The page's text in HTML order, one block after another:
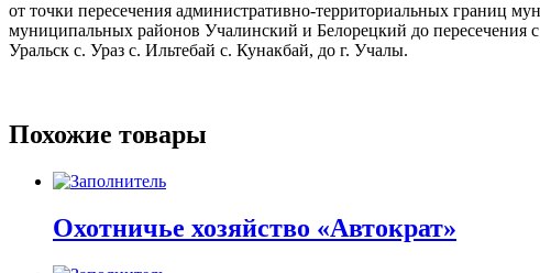
от точки пересечения административно-территориальных границ
муниципальных районов Учалинский и Белорецкий до пересечения с
Уральск с. Ураз с. Ильтебай с. Кунакбай, до г. Учалы.
Похожие товары
Охотничье хозяйство «Автократ»